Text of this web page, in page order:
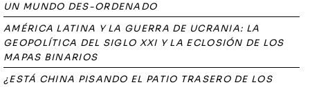
UN MUNDO DES-ORDENADO
AMÉRICA LATINA Y LA GUERRA DE UCRANIA: LA
GEOPOLÍTICA DEL SIGLO XXI Y LA ECLOSIÓN DE LOS
MAPAS BINARIOS
¿ESTÁ CHINA PISANDO EL PATIO TRASERO DE LOS